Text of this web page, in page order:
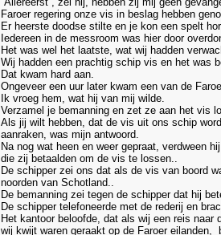
Faroer regering onze vis in beslag hebben
Er heerste doodse stilte en je kon een spelt
Iedereen in de messroom was hier door
Het was wel het laatste, wat wij hadden
Wij hadden een prachtig schip vis en het was
Dat kwam hard aan.
Ongeveer een uur later kwam een van de
Ik vroeg hem, wat hij van mij wilde.
Verzamel je bemanning en zet ze aan het vis
Als jij wilt hebben, dat de vis uit ons schip
aanraken, was mijn antwoord.
Na nog wat heen en weer gepraat, verdween
die zij betaalden om de vis te lossen..
De schipper zei ons dat als de vis van boord
noorden van Schotland..
De bemanning zei tegen de schipper dat hij
De schipper telefoneerde met de rederij en
Het kantoor beloofde, dat als wij een reis
wij kwijt waren geraakt op de Faroer